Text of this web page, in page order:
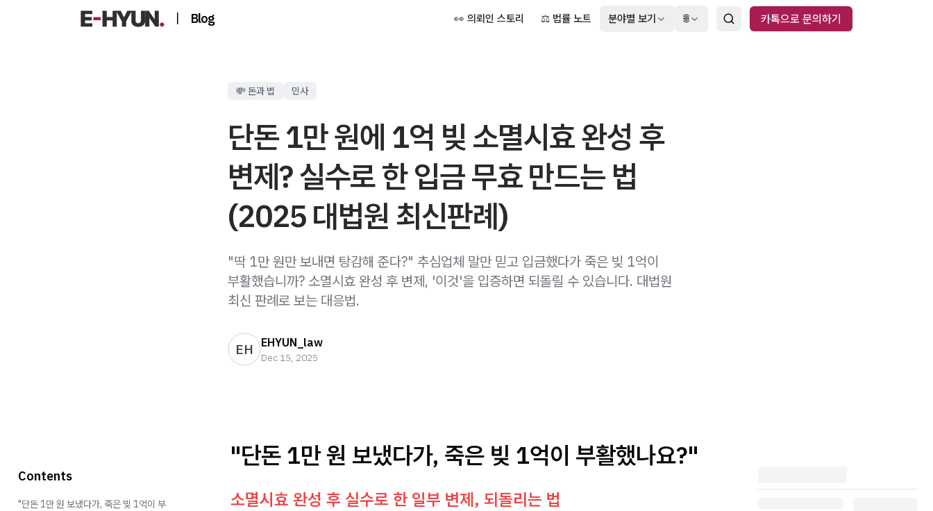
| Blog 👀 의뢰인 스토리 ⚖️ 법률 노트 분야별 보기 🌐 카톡으로 문의하기
💸 돈과 법 민사
단돈 1만 원에 1억 빚 소멸시효 완성 후
변제? 실수로 한 입금 무효 만드는 법
(2025 대법원 최신판례)
"딱 1만 원만 보내면 탕감해 준다?" 추심업체 말만 믿고 입금했다가 죽은 빚 1억이
부활했습니까? 소멸시효 완성 후 변제, '이것'을 입증하면 되돌릴 수 있습니다. 대법원
최신 판례로 보는 대응법.
EH EHYUN_law
Dec 15, 2025
"단돈 1만 원 보냈다가, 죽은 빚 1억이 부활했나요?"
소멸시효 완성 후 실수로 한 일부 변제, 되돌리는 법
Contents
"단돈 1만 원 보냈다가, 죽은 빚 1억이 부